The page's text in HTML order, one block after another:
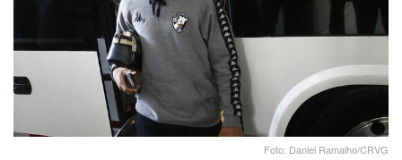
Foto: Daniel Ramalho/CRVG